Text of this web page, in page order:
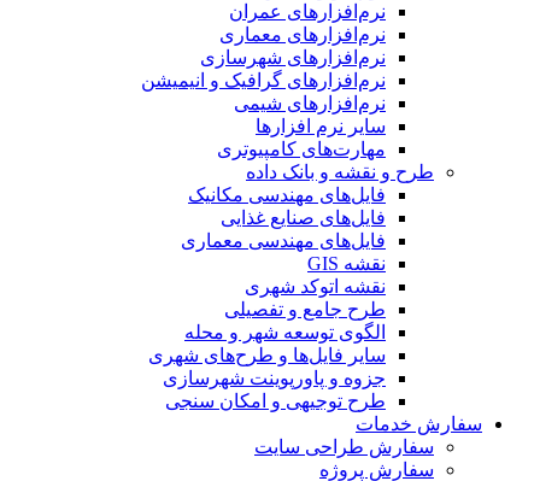
نرم‌افزارهای عمران
نرم‌افزارهای معماری
نرم‌افزارهای شهرسازی
نرم‌افزارهای گرافیک و انیمیشن
نرم‌افزارهای شیمی
سایر نرم افزارها
مهارت‌های کامپیوتری
طرح و نقشه و بانک داده
فایل‌های مهندسی مکانیک
فایل‌های صنایع غذایی
فایل‌های مهندسی معماری
نقشه GIS
نقشه اتوکد شهری
طرح جامع و تفصیلی
الگوی توسعه شهر و محله
سایر فایل‌ها و طرح‌های شهری
جزوه و پاورپوینت شهرسازی
طرح توجیهی و امکان سنجی
سفارش خدمات
سفارش طراحی سایت
سفارش پروژه